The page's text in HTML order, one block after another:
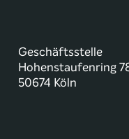
Geschäftsstelle
Hohenstaufenring
50674 Köln